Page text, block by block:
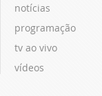
notícias
programação
tv ao vivo
vídeos